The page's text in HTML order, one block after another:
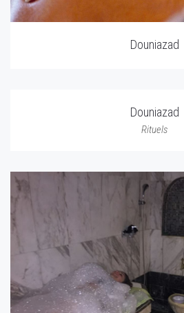
Douniazad
Douniazad
Rituels